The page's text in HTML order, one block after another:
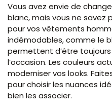
Vous avez envie de
blanc, mais vous ne savez
pour vos vêtements
indémodables, comme le
permettent d’être
l’occasion. Les couleurs
moderniser vos looks.
pour choisir les nuances
bien les associer.